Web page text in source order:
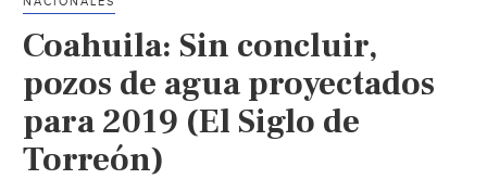
Coahuila: Sin concluir,
pozos de agua proyectados
para 2019 (El Siglo de
Torreón)